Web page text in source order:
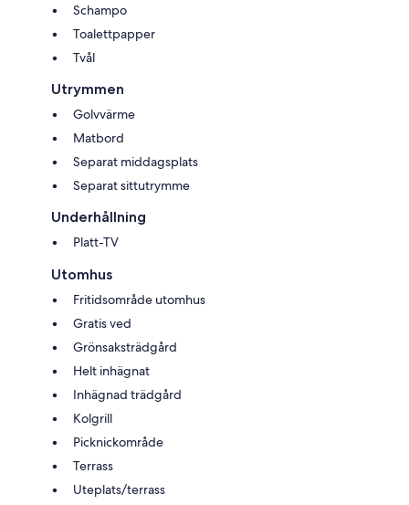
Schampo
Toalettpapper
Tvål
Utrymmen
Golvvärme
Matbord
Separat middagsplats
Separat sittutrymme
Underhållning
Platt-TV
Utomhus
Fritidsområde utomhus
Gratis ved
Grönsaksträdgård
Helt inhägnat
Inhägnad trädgård
Kolgrill
Picknickområde
Terrass
Uteplats/terrass